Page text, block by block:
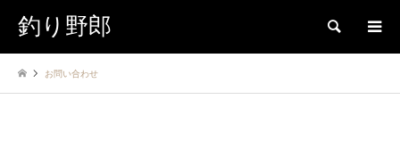
釣り野郎 検索
お問い合わせ